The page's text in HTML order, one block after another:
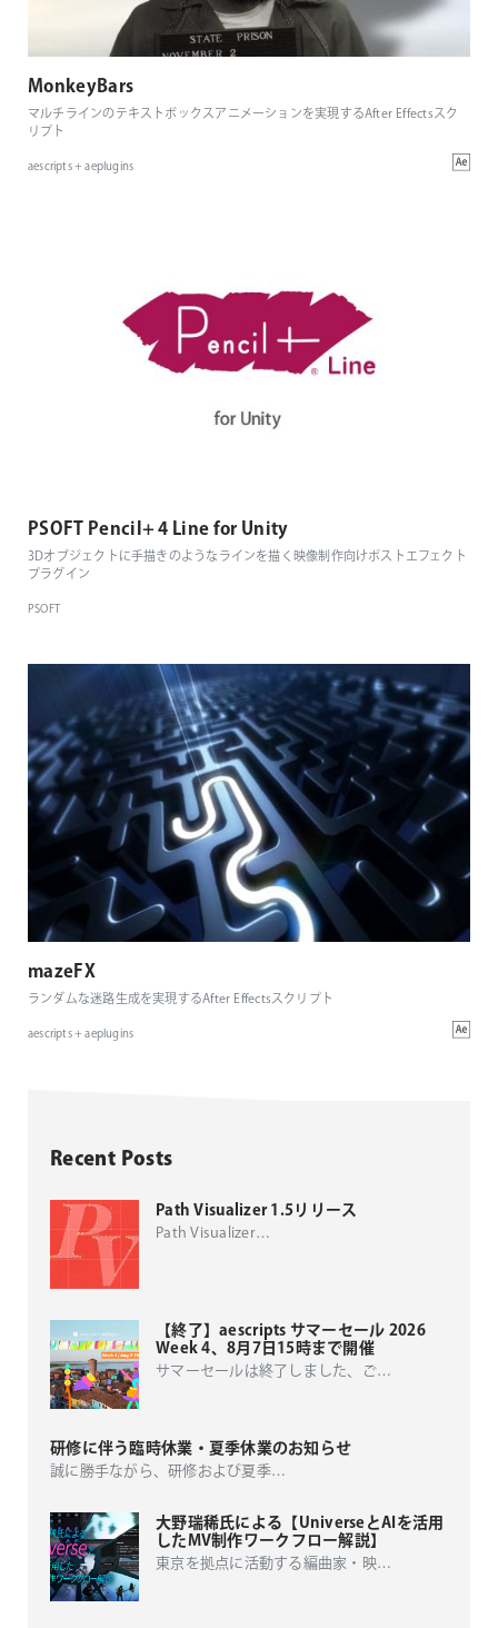
MonkeyBars
マルチラインのテキストボックスアニメーションを実現するAfter Effectsスク
リプト
aescripts + aeplugins
PSOFT Pencil+ 4 Line for Unity
3Dオブジェクトに手描きのようなラインを描く映像制作向けポストエフェクト
プラグイン
PSOFT
mazeFX
ランダムな迷路生成を実現するAfter Effectsスクリプト
aescripts + aeplugins
Recent Posts
Path Visualizer 1.5リリース
Path Visualizer…
【終了】aescripts サマーセール 2026
Week 4、8月7日15時まで開催
サマーセールは終了しました、ご…
研修に伴う臨時休業・夏季休業のお知らせ
誠に勝手ながら、研修および夏季…
大野瑞稀氏による【UniverseとAIを活用
したMV制作ワークフロー解説】
東京を拠点に活動する編曲家・映…